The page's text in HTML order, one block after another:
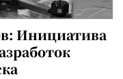
Инициатива